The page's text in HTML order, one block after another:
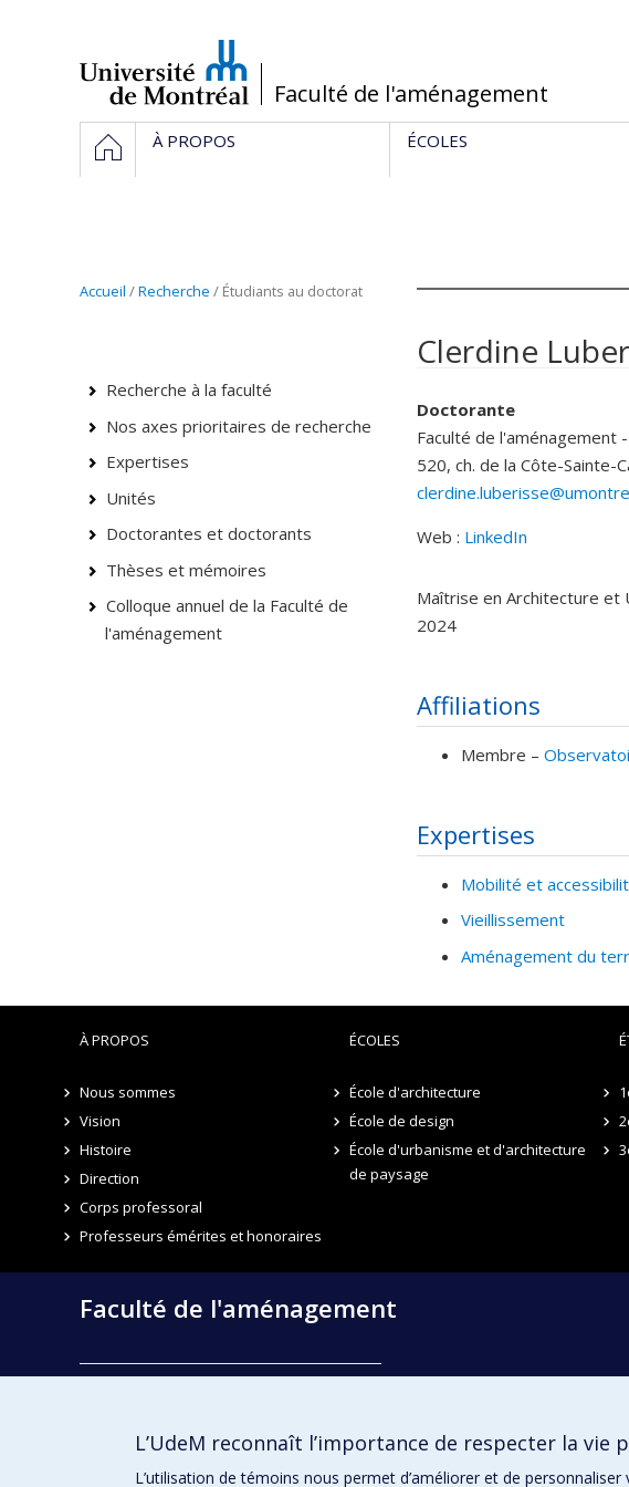
/Faculté de l'aménagement
Navigation
principale
ACCUEIL
À PROPOS ÉCOLES
Clerdine
Doctorante
Faculté de l'aménagement
520, ch. de la Côte-Sainte-
Web : LinkedIn
Maîtrise en Architecture et
2024
Affiliations
Membre –
Expertises
Mobilité et
Vieillissement
Aménagement du
Accueil /Recherche / Étudiants au doctorat
Recherche à la faculté
Nos axes prioritaires de recherche
Expertises
Unités
Doctorantes et doctorants
Thèses et mémoires
Colloque annuel de la Faculté de
l'aménagement
À PROPOS
Nous sommes
Vision
Histoire
Direction
Corps professoral
Professeurs émérites et honoraires
ÉCOLES
École d'architecture
École de design
École d'urbanisme et d'architecture
de paysage
Faculté de l'aménagement
École de design
École d'urbanisme et d'architecture de paysage
L’UdeM reconnaît l’importance de respecter la vie
L’utilisation de témoins nous permet d’améliorer et de